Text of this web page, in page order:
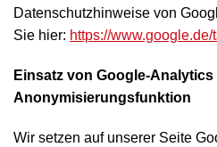
Datenschutzhinweise von
Sie hier: https://
Einsatz von Google-Analytics
Anonymisierungsfunktion
Wir setzen auf unserer Seite